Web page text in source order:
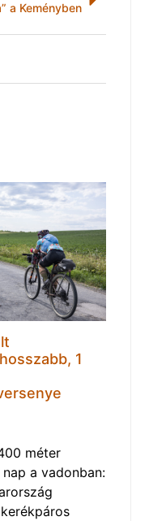
a Keményben
1
méter
a vadonban: